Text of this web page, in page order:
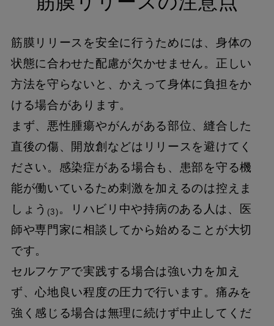
筋膜リリースを安全に行うためには、身体の
状態に合わせた配慮が欠かせません。正しい
方法を守らないと、かえって身体に負担をか
ける場合があります。
まず、悪性腫瘍やがんがある部位、縫合した
直後の傷、開放創などはリリースを避けてく
ださい。感染症がある場合も、患部を守る機
能が働いているため刺激を加えるのは控えま
しょう (3) 。リハビリ中や持病のある人は、医
師や専門家に相談してから始めることが大切
です。
セルフケアで実践する場合は強い力を加え
ず、心地良い程度の圧力で行います。痛みを
強く感じる場合は無理に続けず中止してくだ